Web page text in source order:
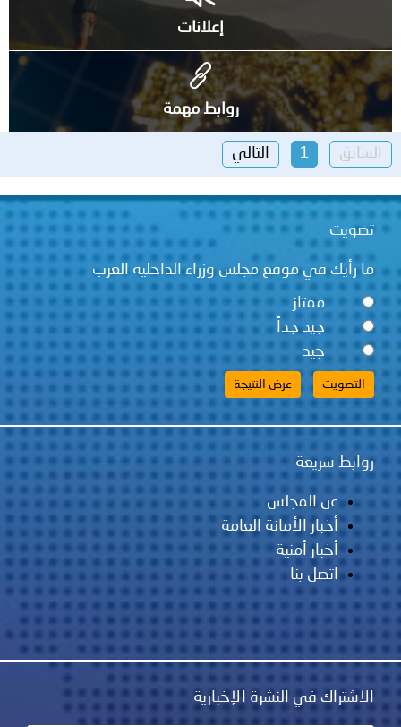
إعلانات
روابط مهمة
السابق 1 التالي
تصويت
ما رأيك في موقع مجلس وزراء الداخلية العرب
ممتاز
جيد جداً
جيد
روابط سريعة
عن المجلس
أخبار الأمانة العامة
أخبار أمنية
اتصل بنا
الاشتراك في النشرة الإخبارية